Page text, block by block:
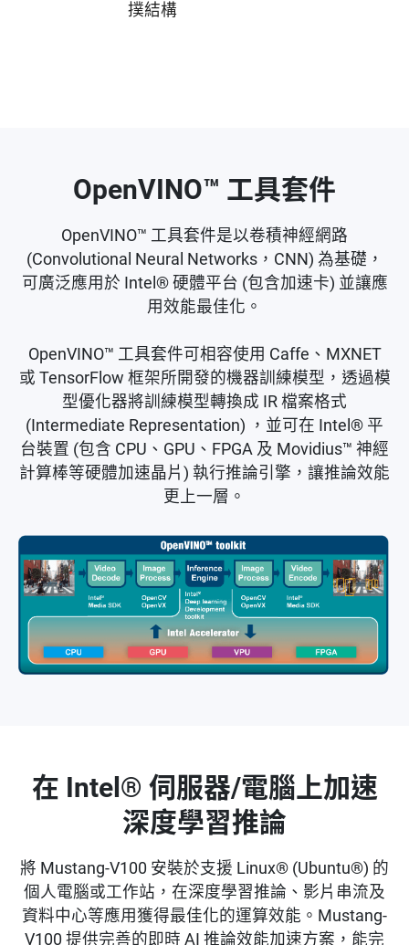
撲結構
OpenVINO™ 工具套件
OpenVINO™ 工具套件是以卷積神經網路
(Convolutional Neural Networks，CNN) 為基礎，
可廣泛應用於 Intel® 硬體平台 (包含加速卡) 並讓應
用效能最佳化。
OpenVINO™ 工具套件可相容使用 Caffe、MXNET
或 TensorFlow 框架所開發的機器訓練模型，透過模
型優化器將訓練模型轉換成 IR 檔案格式
(Intermediate Representation) ，並可在 Intel® 平
台裝置 (包含 CPU、GPU、FPGA 及 Movidius™ 神經
計算棒等硬體加速晶片) 執行推論引擎，讓推論效能
更上一層。
在 Intel® 伺服器/電腦上加速
深度學習推論
將 Mustang-V100 安裝於支援 Linux® (Ubuntu®) 的
個人電腦或工作站，在深度學習推論、影片串流及
資料中心等應用獲得最佳化的運算效能。Mustang-
V100 提供完善的即時 AI 推論效能加速方案，能完